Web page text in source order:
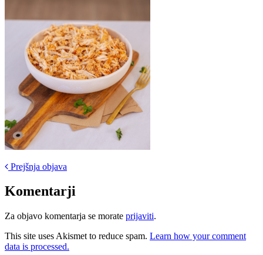
Post
navigation
Prejšnja objava
Komentarji
Za objavo komentarja se morate prijaviti.
This site uses Akismet to reduce spam. Learn how your comment
data is processed.